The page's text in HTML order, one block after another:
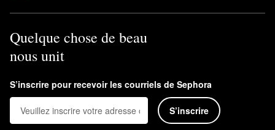
Quelque chose de beau
nous unit
S’inscrire pour recevoir les courriels de Sephora
S’inscrire